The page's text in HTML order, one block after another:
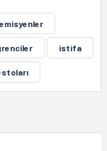
istifa